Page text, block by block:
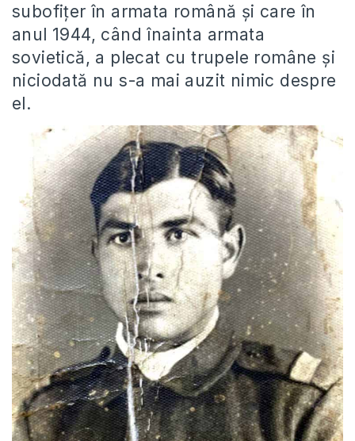
subofițer în armata română și care în
anul 1944, când înainta armata
sovietică, a plecat cu trupele române și
niciodată nu s-a mai auzit nimic despre
el.